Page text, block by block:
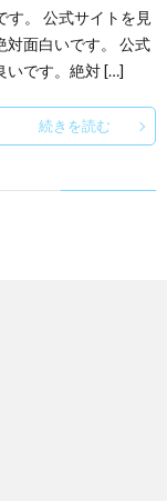
す。 公式サイトを見
対面白いです。 公式
いです。絶対 […]
続きを読む